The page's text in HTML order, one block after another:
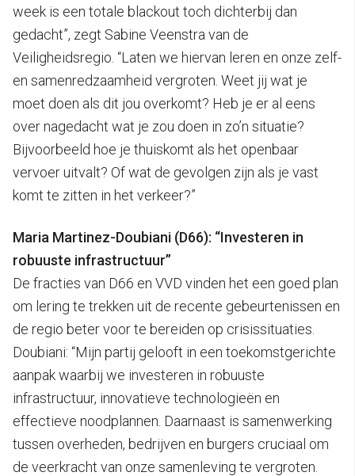
week is een totale blackout toch dichterbij dan
gedacht”, zegt Sabine Veenstra van de
Veiligheidsregio. “Laten we hiervan leren en onze zelf-
en samenredzaamheid vergroten. Weet jij wat je
moet doen als dit jou overkomt? Heb je er al eens
over nagedacht wat je zou doen in zo’n situatie?
Bijvoorbeeld hoe je thuiskomt als het openbaar
vervoer uitvalt? Of wat de gevolgen zijn als je vast
komt te zitten in het verkeer?”
Maria Martinez-Doubiani (D66): “Investeren in
robuuste infrastructuur”
De fracties van D66 en VVD vinden het een goed plan
om lering te trekken uit de recente gebeurtenissen en
de regio beter voor te bereiden op crisissituaties.
Doubiani: “Mijn partij gelooft in een toekomstgerichte
aanpak waarbij we investeren in robuuste
infrastructuur, innovatieve technologieën en
effectieve noodplannen. Daarnaast is samenwerking
tussen overheden, bedrijven en burgers cruciaal om
de veerkracht van onze samenleving te vergroten.